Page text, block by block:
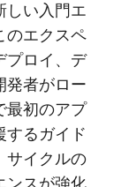
しい入門エ
のエクスペ
プロイ、デ
発者がロー
最初のアプ
するガイド
サイクルの